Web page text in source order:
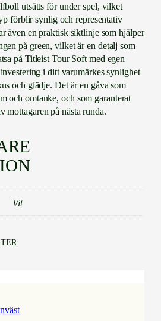
utsätts för under spel, vilket
förblir synlig och representativ
även en praktisk siktlinje som hjälper
på green, vilket är en detalj som
på Titleist Tour Soft med egen
i ditt varumärkes synlighet
och glädje. Det är en gåva som
och omtanke, och som garanterat
mottagaren på nästa runda.
Vit